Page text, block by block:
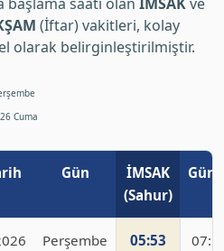
(İftar) vakitleri, kolay
olarak belirginleştirilmiştir.
Cuma
Gün
İMSAK
(Sahur)
Perşembe 05:53